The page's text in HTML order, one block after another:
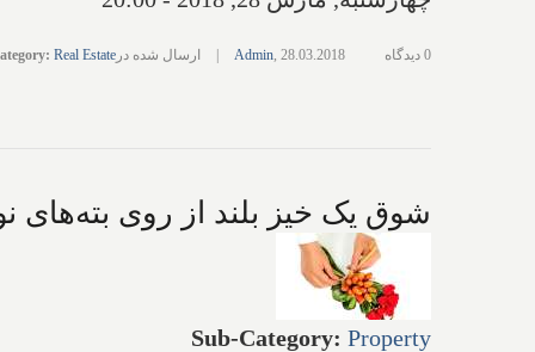
Admin, 28.03.2018 ارسال شده در : Real Estate 0 دیدگاه
شوق یک خیز بلند از روی بته‌های
Sub-Category: Property